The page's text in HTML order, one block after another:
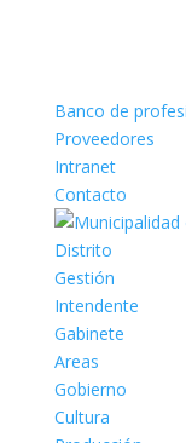
Banco de
Proveedores
Intranet
Contacto
Distrito
Gestión
Intendente
Gabinete
Areas
Gobierno
Cultura